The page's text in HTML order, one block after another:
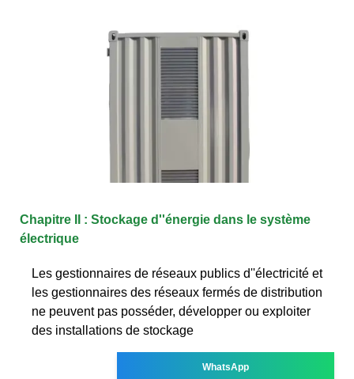
Chapitre II : Stockage d''énergie dans le système
électrique
Les gestionnaires de réseaux publics d''électricité et
les gestionnaires des réseaux fermés de distribution
ne peuvent pas posséder, développer ou exploiter
des installations de stockage
WhatsApp